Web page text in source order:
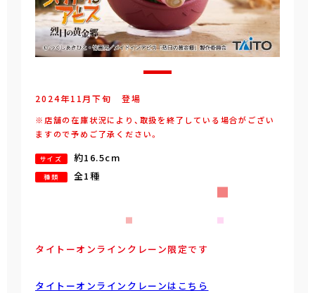
2024年11月下旬 登場
※店舗の在庫状況により、取扱を終了している場合がござい
ますので予めご了承ください。
サイズ 約16.5cm
種類 全1種
タイトーオンラインクレーン限定です
タイトーオンラインクレーンはこちら